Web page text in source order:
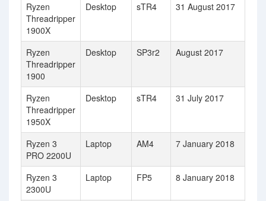
Ryzen
Threadripper
1900X
Desktop sTR4 31 August 2017
Ryzen
Threadripper
1900
Desktop SP3r2 August 2017
Ryzen
Threadripper
1950X
Desktop sTR4 31 July 2017
Ryzen 3
PRO 2200U
Laptop AM4 7 January 2018
Ryzen 3
2300U
Laptop FP5 8 January 2018